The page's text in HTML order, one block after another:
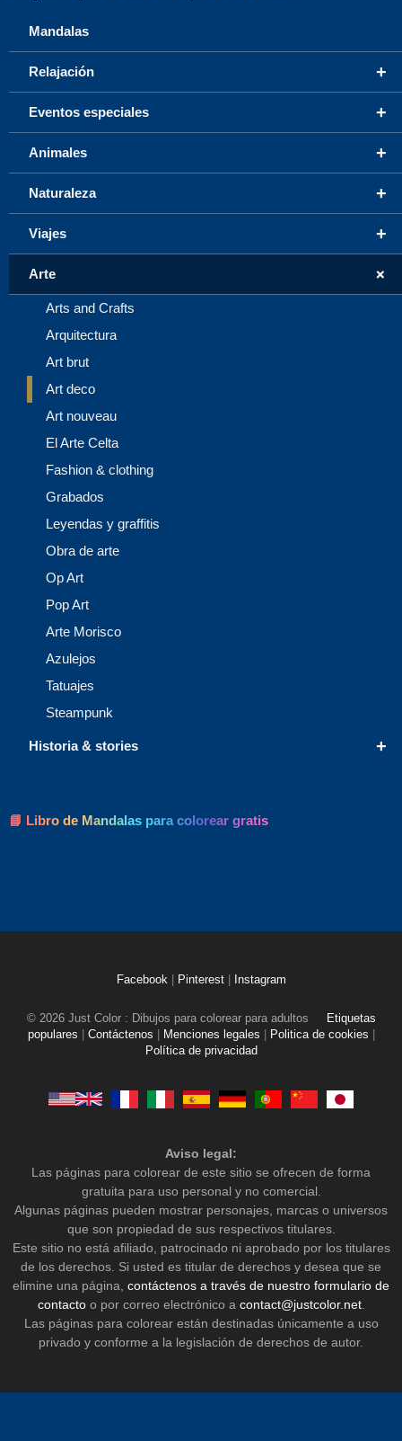
Mandalas
+
Relajación
+
Eventos especiales
+
Animales
+
Naturaleza
+
Viajes
+
Arte
Arts and Crafts
Arquitectura
Art brut
Art deco
Art nouveau
El Arte Celta
Fashion & clothing
Grabados
Leyendas y graffitis
Obra de arte
Op Art
Pop Art
Arte Morisco
Azulejos
Tatuajes
Steampunk
+
Historia & stories
📘 Libro de Mandalas para colorear gratis
Facebook Pinterest Instagram
© 2026 Just Color : Dibujos para colorear para adultos
Etiquetas
populares
Contáctenos Menciones legales Politica de cookies
Política de privacidad
Aviso legal:
Las páginas para colorear de este sitio se ofrecen de forma
gratuita para uso personal y no comercial.
Algunas páginas pueden mostrar personajes, marcas o universos
que son propiedad de sus respectivos titulares.
Este sitio no está afiliado, patrocinado ni aprobado por los titulares
de los derechos. Si usted es titular de derechos y desea que se
elimine una página, contáctenos a través de nuestro formulario de
contactoo por correo electrónico a contact@justcolor.net.
Las páginas para colorear están destinadas únicamente a uso
privado y conforme a la legislación de derechos de autor.